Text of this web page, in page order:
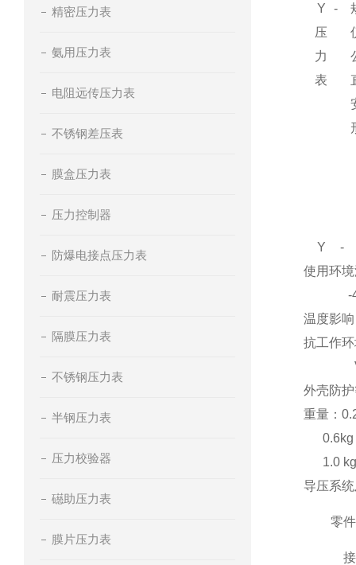
精密压力表
氨用压力表
电阻远传压力表
不锈钢差压表
膜盒压力表
压力控制器
防爆电接点压力表
耐震压力表
隔膜压力表
不锈钢压力表
半钢压力表
压力校验器
礠助压力表
膜片压力表
Y
-
压
力
表
Y
-
使用环
-
温度影
抗工作
外壳防
重量：
0.6kg
1.0 kg
导压系
零